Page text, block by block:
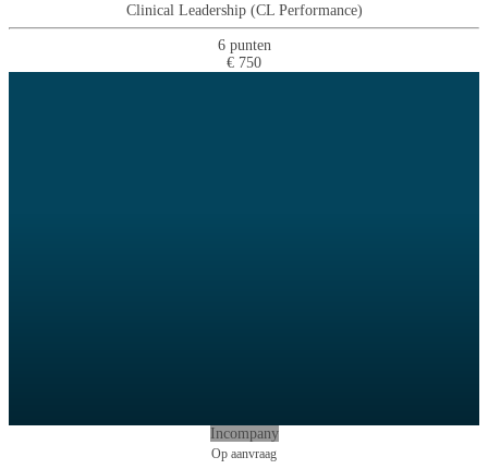
Clinical Leadership (CL Performance)
6 punten
€ 750
Incompany
Op aanvraag